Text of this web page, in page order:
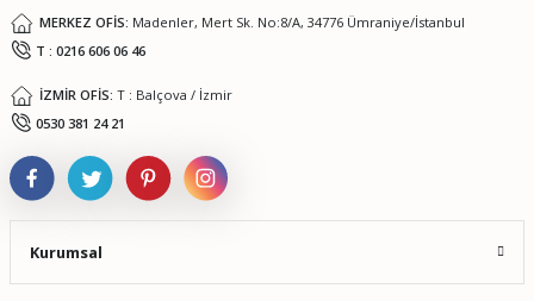
MERKEZ OFİS: Madenler, Mert Sk. No:8/A, 34776 Ümraniye/İstanbul
T : 0216 606 06 46
İZMİR OFİS: T : Balçova / İzmir
0530 381 24 21
Kurumsal